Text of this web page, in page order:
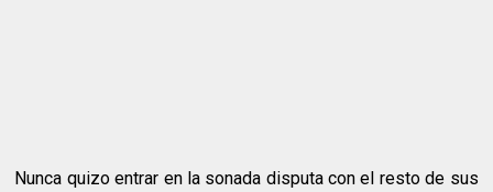
Nunca quizo entrar en la sonada disputa con el resto de sus